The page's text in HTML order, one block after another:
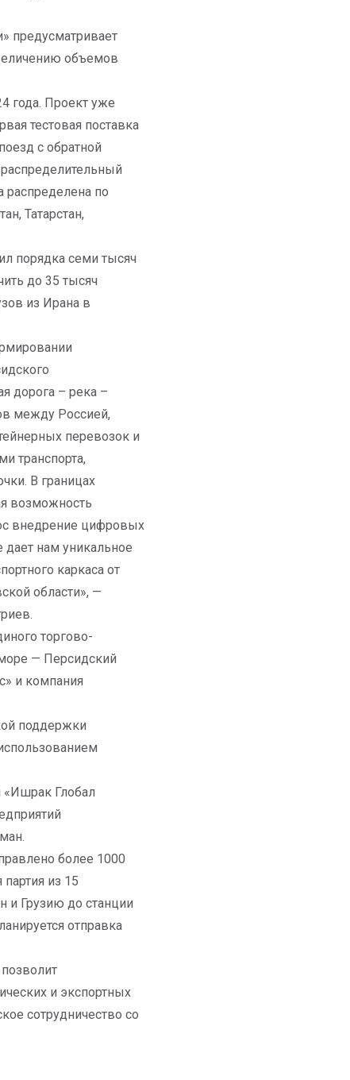
предусматривает
объемов
года. Проект уже
тестовая поставка
с обратной
распределена по
Татарстан,
порядка семи тысяч
до 35 тысяч
из Ирана в
дорога – река –
между Россией,
перевозок и
транспорта,
В границах
возможность
внедрение цифровых
нам уникальное
каркаса от
области», —
торгово-
— Персидский
и компания
поддержки
«Ишрак Глобал
более 1000
из 15
и Грузию до станции
отправка
и экспортных
сотрудничество со